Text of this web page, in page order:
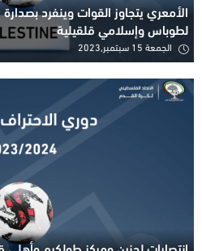
الأمعري يتجاوز القوات وينفرد بصدارة
لطوباس وإسلامي قلقيلية
الجمعة 15 سبتمبر,2023